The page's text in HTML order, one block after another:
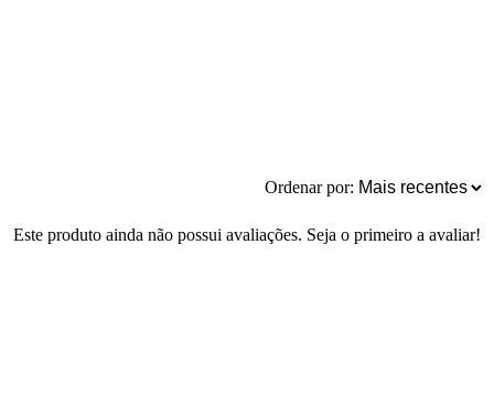
Ordenar por:
Este produto ainda não possui avaliações. Seja o primeiro a avaliar!